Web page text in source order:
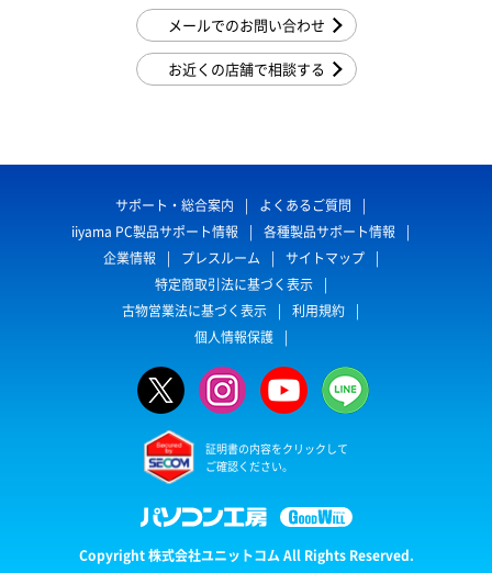
メールでのお問い合わせ
お近くの店舗で相談する
サポート・総合案内
よくあるご質問
iiyama PC製品サポート情報
各種製品サポート情報
企業情報
プレスルーム
サイトマップ
特定商取引法に基づく表示
古物営業法に基づく表示
利用規約
個人情報保護
証明書の内容をクリックして
ご確認ください。
Copyright 株式会社ユニットコム All Rights Reserved.